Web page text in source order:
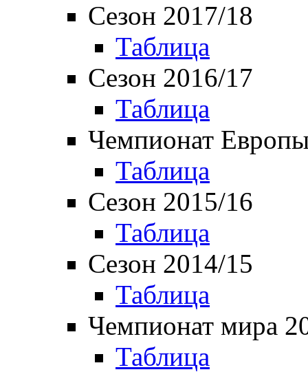
Сезон 2017/18
Таблица
Сезон 2016/17
Таблица
Чемпионат
Таблица
Сезон 2015/16
Таблица
Сезон 2014/15
Таблица
Чемпионат мира
Таблица